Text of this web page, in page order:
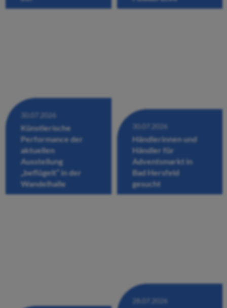
30.07.2026
Künstlerische
Performance der
aktuellen
Ausstellung
„beflügelt“ in der
Wandelhalle
30.07.2026
Händlerinnen und
Händler für
Adventsmarkt in
Bad Hersfeld
gesucht
28.07.2026